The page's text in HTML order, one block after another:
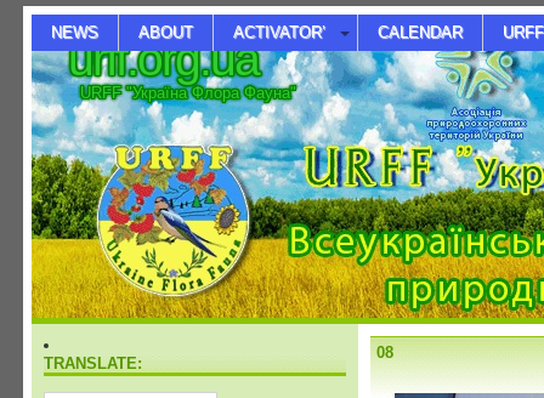
NEWS ABOUT ACTIVATOR’ CALENDAR
urff.org.ua
URFF "Україна Флора Фауна"
TRANSLATE:
08